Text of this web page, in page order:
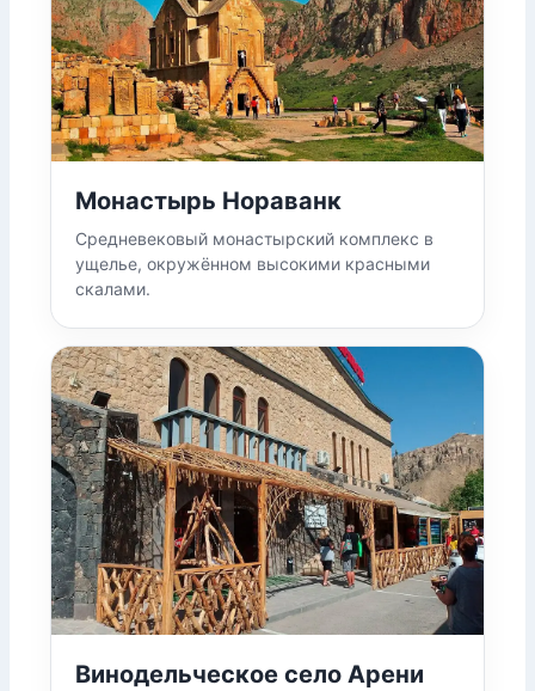
Монастырь Нораванк
Средневековый монастырский комплекс в
ущелье, окружённом высокими красными
скалами.
Винодельческое село Арени